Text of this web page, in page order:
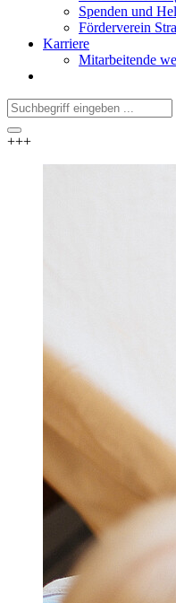
Spenden und
Förderverein
Karriere
Mitarbeitende
+++